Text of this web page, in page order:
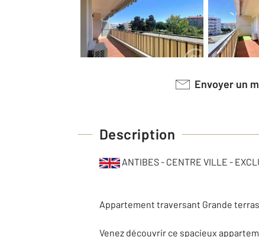
Envoyer un
Description
ANTIBES - CENTRE VILLE -
Appartement traversant Grande
Venez découvrir ce spacieux